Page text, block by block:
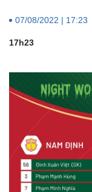
07/08/2022 | 17:23
17h23